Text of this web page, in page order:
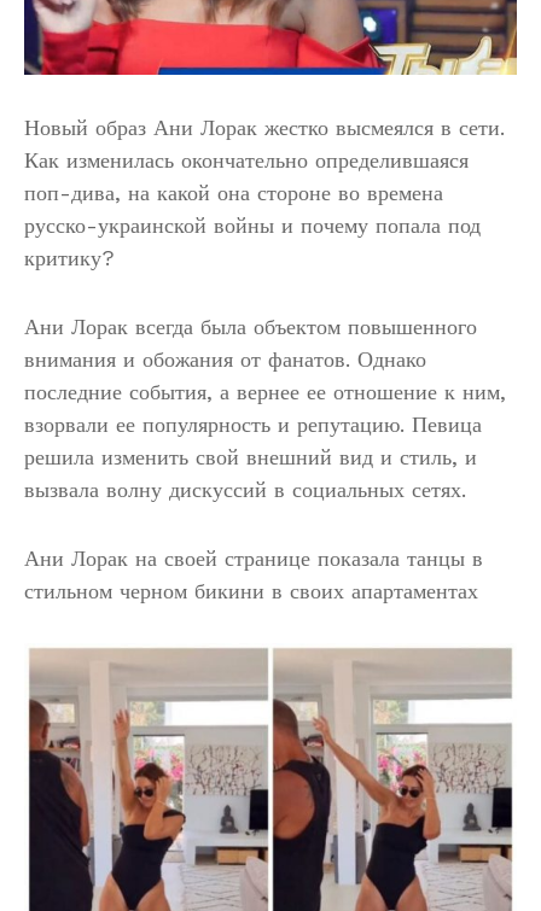
Новый образ Ани Лорак жестко высмеялся в сети.
Как изменилась окончательно определившаяся
поп-дива, на какой она стороне во времена
русско-украинской войны и почему попала под
критику?
Ани Лорак всегда была объектом повышенного
внимания и обожания от фанатов. Однако
последние события, а вернее ее отношение к ним,
взорвали ее популярность и репутацию. Певица
решила изменить свой внешний вид и стиль, и
вызвала волну дискуссий в социальных сетях.
Ани Лорак на своей странице показала танцы в
стильном черном бикини в своих апартаментах